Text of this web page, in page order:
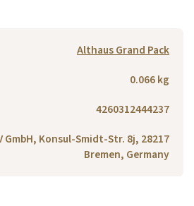
Althaus Grand Pack
0.066 kg
4260312444237
GmbH, Konsul-Smidt-Str. 8j, 28217
Bremen, Germany